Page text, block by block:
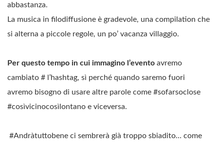
abbastanza.
La musica in filodiffusione è gradevole, una compilation che
si alterna a piccole regole, un po’ vacanza villaggio.
Per questo tempo in cui immagino l’evento avremo
cambiato # l’hashtag, sì perché quando saremo fuori
avremo bisogno di usare altre parole come #sofarsoclose
#cosìvicinocosìlontano e viceversa.
#Andràtuttobene ci sembrerà già troppo sbiadito… come